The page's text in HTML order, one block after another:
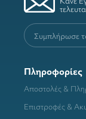
Πληροφορίες
Αποστολές &
Επιστροφές &